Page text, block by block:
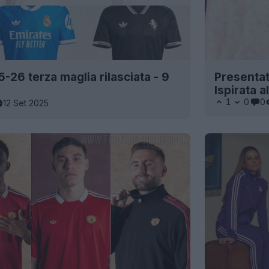
26 terza maglia rilasciata - 9
12 Set 2025
Ispirata
1 0 0